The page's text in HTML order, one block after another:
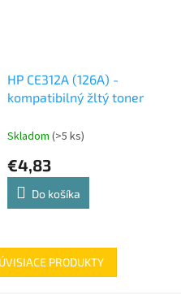
HP CE312A (126A) -
kompatibilný žltý toner
Skladom (>5 ks)
€4,83
Do košíka
PRODUKTY